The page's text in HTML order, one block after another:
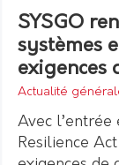
SYSGO
systèmes
exigences
Actualité
Avec
Resilience